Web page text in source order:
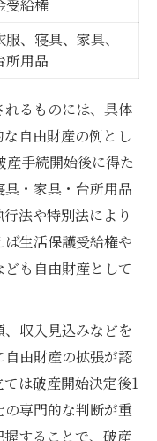
いを知る
連性
て方法
例と注意点
類
イント
の基準
のコツ
受給権
服、寝具、家具、
所用品
るものには、具体
自由財産の例とし
産手続開始後に得た
・家具・台所用品
法や特別法により
生活保護受給権や
も自由財産として
収入見込みなどを
由財産の拡張が認
は破産開始決定後1
専門的な判断が重
することで、破産